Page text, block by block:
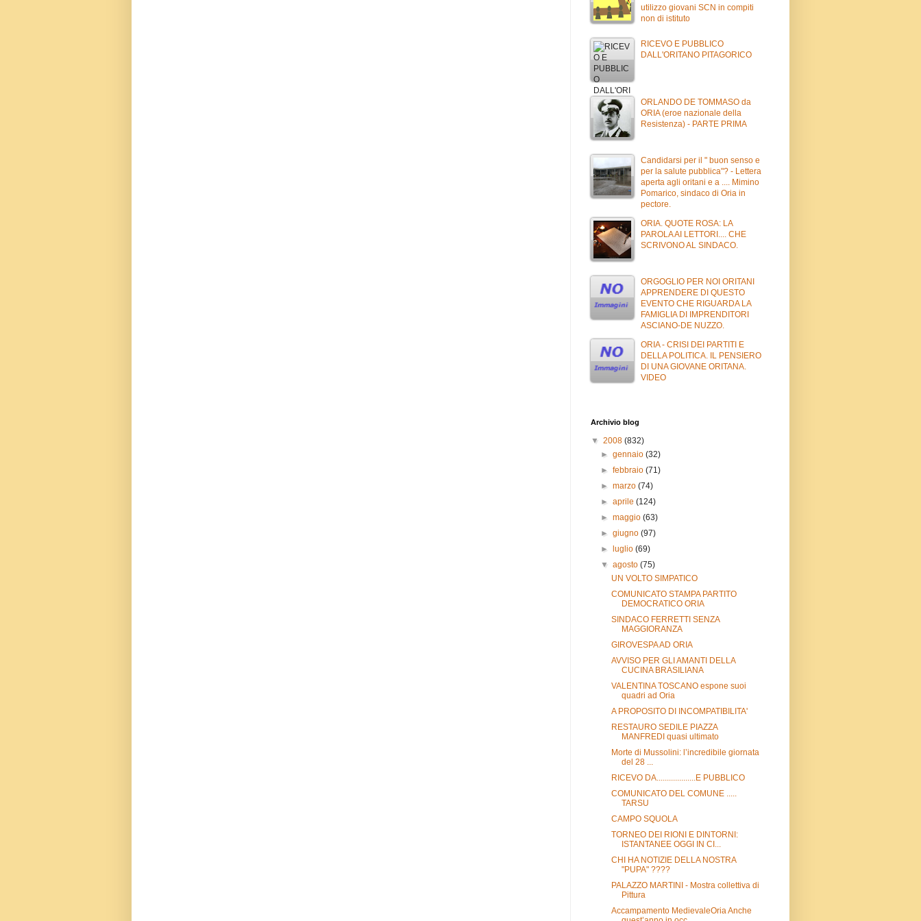
utilizzo giovani SCN in compiti
non di istituto
RICEVO E PUBBLICO
DALL'ORITANO PITAGORICO
ORLANDO DE TOMMASO da
ORIA (eroe nazionale della
Resistenza) - PARTE PRIMA
Candidarsi per il " buon senso e
per la salute pubblica"? - Lettera
aperta agli oritani e a .... Mimino
Pomarico, sindaco di Oria in
pectore.
ORIA. QUOTE ROSA: LA
PAROLA AI LETTORI.... CHE
SCRIVONO AL SINDACO.
ORGOGLIO PER NOI ORITANI
APPRENDERE DI QUESTO
EVENTO CHE RIGUARDA LA
FAMIGLIA DI IMPRENDITORI
ASCIANO-DE NUZZO.
ORIA - CRISI DEI PARTITI E
DELLA POLITICA. IL PENSIERO
DI UNA GIOVANE ORITANA.
VIDEO
Archivio blog
▼ 2008 (832)
►gennaio(32)
►febbraio(71)
►marzo(74)
►aprile(124)
►maggio(63)
►giugno(97)
►luglio(69)
▼agosto(75)
UN VOLTO SIMPATICO
COMUNICATO STAMPA PARTITO
DEMOCRATICO ORIA
SINDACO FERRETTI SENZA
MAGGIORANZA
GIROVESPA AD ORIA
AVVISO PER GLI AMANTI DELLA
CUCINA BRASILIANA
VALENTINA TOSCANO espone suoi
quadri ad Oria
A PROPOSITO DI INCOMPATIBILITA'
RESTAURO SEDILE PIAZZA
MANFREDI quasi ultimato
Morte di Mussolini: l’incredibile giornata
del 28 ...
RICEVO DA...................E PUBBLICO
COMUNICATO DEL COMUNE .....
TARSU
CAMPO SQUOLA
TORNEO DEI RIONI E DINTORNI:
ISTANTANEE OGGI IN CI...
CHI HA NOTIZIE DELLA NOSTRA
"PUPA" ????
PALAZZO MARTINI - Mostra collettiva di
Pittura
Accampamento MedievaleOria Anche